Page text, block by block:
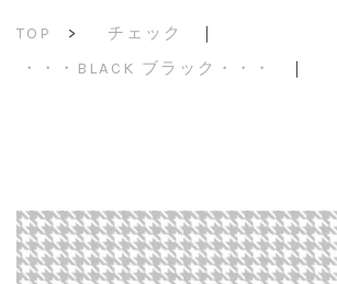
TOP > チェック
｜
・・・BLACK ブラック・・・
｜